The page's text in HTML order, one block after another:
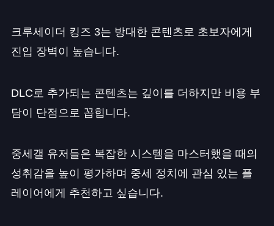
크루세이더 킹즈 3는 방대한 콘텐츠로 초보자에게
진입 장벽이 높습니다.
DLC로 추가되는 콘텐츠는 깊이를 더하지만 비용 부
담이 단점으로 꼽힙니다.
중세갤 유저들은 복잡한 시스템을 마스터했을 때의
성취감을 높이 평가하며 중세 정치에 관심 있는 플
레이어에게 추천하고 싶습니다.